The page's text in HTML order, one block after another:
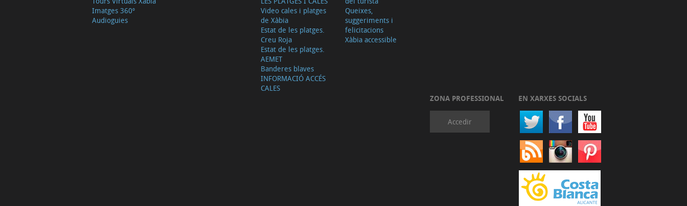
Imatges 360º
Audioguies
Video cales i platges
de Xàbia
Estat de les platges.
Creu Roja
Estat de les platges.
AEMET
Banderes blaves
INFORMACIÓ ACCÉS
CALES
Queixes,
suggeriments i
felicitacions
Xàbia accessible
ZONA PROFESSIONAL
Accedir
EN XARXES SOCIALS